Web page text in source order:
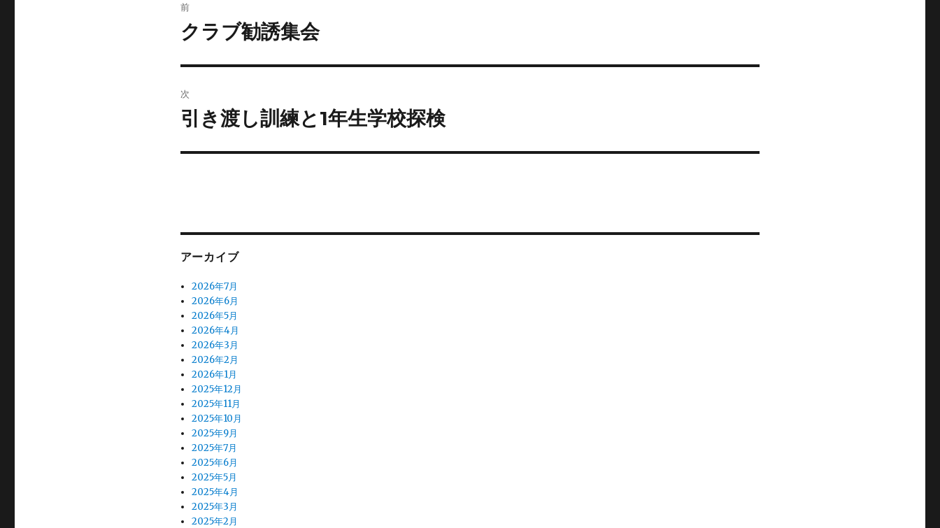
稿
ゲ
ン
前
前
投
稿:
クラブ勧誘集会
次
次
投
引き渡し訓練と1年生学校探検
アーカイブ
2026年7月
2026年6月
2026年5月
2026年4月
2026年3月
2026年2月
2026年1月
2025年12月
2025年11月
2025年10月
2025年9月
2025年7月
2025年6月
2025年5月
2025年4月
2025年3月
2025年2月